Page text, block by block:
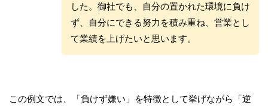
した。御社でも、自分の置かれた環境に負け
ず、自分にできる努力を積み重ね、営業とし
て業績を上げたいと思います。
この例文では、「負けず嫌い」を特徴として挙げながら「逆